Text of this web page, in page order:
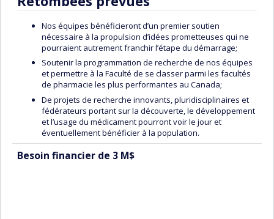
Nos équipes bénéficieront d’un premier soutien
nécessaire à la propulsion d’idées prometteuses qui ne
pourraient autrement franchir l’étape du démarrage;
Soutenir la programmation de recherche de nos équipes
et permettre à la Faculté de se classer parmi les facultés
de pharmacie les plus performantes au Canada;
De projets de recherche innovants, pluridisciplinaires et
fédérateurs portant sur la découverte, le développement
et l’usage du médicament pourront voir le jour et
éventuellement bénéficier à la population.
Besoin financier de 3 M$